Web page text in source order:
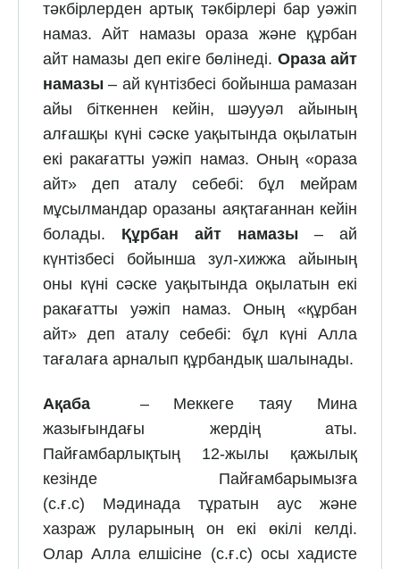
тәкбірлерден артық тәкбірлері бар уәжіп
намаз. Айт намазы ораза және құрбан
айт намазы деп екіге бөлінеді. Ораза айт
намазы – ай күнтізбесі бойынша рамазан
айы біткеннен кейін, шәууәл айының
алғашқы күні сәске уақытында оқылатын
екі ракағатты уәжіп намаз. Оның «ораза
айт» деп аталу себебі: бұл мейрам
мұсылмандар оразаны аяқтағаннан кейін
болады. Құрбан айт намазы – ай
күнтізбесі бойынша зул-хижжа айының
оны күні сәске уақытында оқылатын екі
ракағатты уәжіп намаз. Оның «құрбан
айт» деп аталу себебі: бұл күні Алла
тағалаға арналып құрбандық шалынады.
Ақаба – Меккеге таяу Мина
жазығындағы жердің аты.
Пайғамбарлықтың 12-жылы қажылық
кезінде Пайғамбарымызға
(с.ғ.с) Мәдинада тұратын аус және
хазраж руларының он екі өкілі келді.
Олар Алла елшісіне (с.ғ.с) осы хадисте